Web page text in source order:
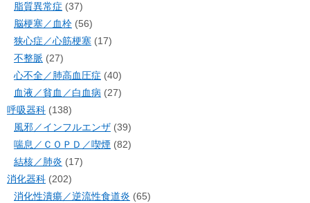
脂質異常症 (37)
脳梗塞／血栓 (56)
狭心症／心筋梗塞 (17)
不整脈 (27)
心不全／肺高血圧症 (40)
血液／貧血／白血病 (27)
呼吸器科 (138)
風邪／インフルエンザ (39)
喘息／ＣＯＰＤ／喫煙 (82)
結核／肺炎 (17)
消化器科 (202)
消化性潰瘍／逆流性食道炎 (65)